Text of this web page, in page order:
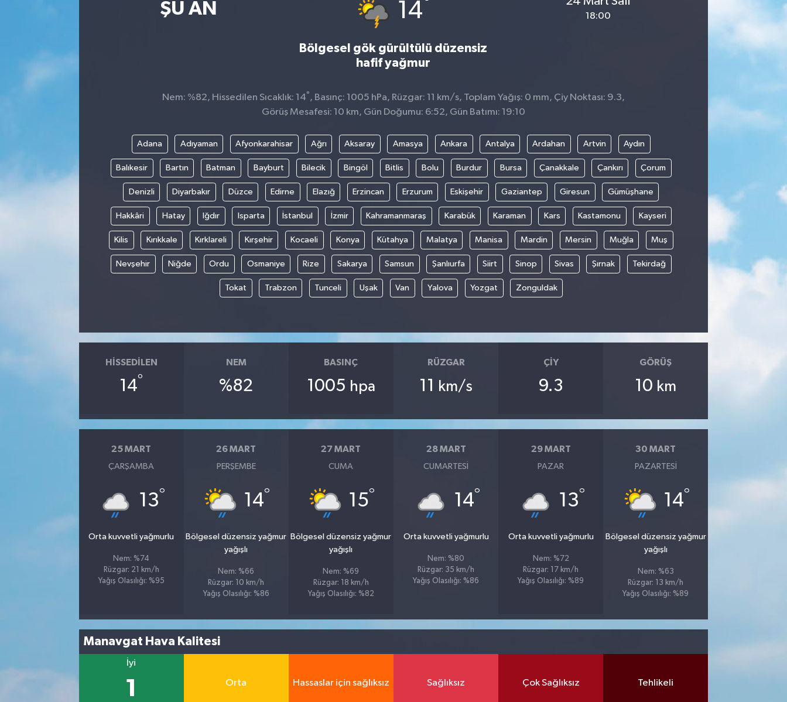
ŞU AN 14
Bölgesel gök gürültülü düzensiz
hafif yağmur
18:00
Nem: %82, Hissedilen Sıcaklık: 14° , Basınç: 1005 hPa, Rüzgar: 11 km/s, Toplam Yağış: 0 mm, Çiy Noktası: 9.3,
Görüş Mesafesi: 10 km, Gün Doğumu: 6:52, Gün Batımı: 19:10
Adana Adıyaman Afyonkarahisar Ağrı Aksaray Amasya Ankara Antalya Ardahan Artvin Aydın
Balıkesir Bartın Batman Bayburt Bilecik Bingöl Bitlis Bolu Burdur Bursa Çanakkale Çankırı Çorum
Denizli Diyarbakır Düzce Edirne Elazığ Erzincan Erzurum Eskişehir Gaziantep Giresun Gümüşhane
Hakkâri Hatay Iğdır Isparta İstanbul İzmir Kahramanmaraş Karabük Karaman Kars Kastamonu Kayseri
Kilis Kırıkkale Kırklareli Kırşehir Kocaeli Konya Kütahya Malatya Manisa Mardin Mersin Muğla Muş
Nevşehir Niğde Ordu Osmaniye Rize Sakarya Samsun Şanlıurfa Siirt Sinop Sivas Şırnak Tekirdağ
Tokat Trabzon Tunceli Uşak Van Yalova Yozgat Zonguldak
HISSEDILEN
14°
NEM
%82
BASINÇ
1005 hpa
RÜZGAR
11 km/s
ÇIY
9.3
GÖRÜŞ
10 km
25 MART
ÇARŞAMBA
13°
Orta kuvvetli yağmurlu
Nem: %74
Rüzgar: 21 km/h
Yağış Olasılığı: %95
26 MART
PERŞEMBE
14°
Bölgesel düzensiz yağmur
yağışlı
Nem: %66
Rüzgar: 10 km/h
Yağış Olasılığı: %86
27 MART
CUMA
15°
Bölgesel düzensiz yağmur
yağışlı
Nem: %69
Rüzgar: 18 km/h
Yağış Olasılığı: %82
28 MART
CUMARTESI
14°
Orta kuvvetli yağmurlu
Nem: %80
Rüzgar: 35 km/h
Yağış Olasılığı: %86
29 MART
PAZAR
13°
Orta kuvvetli yağmurlu
Nem: %72
Rüzgar: 17 km/h
Yağış Olasılığı: %89
30 MART
PAZARTESI
14°
Bölgesel düzensiz yağmur
yağışlı
Nem: %63
Rüzgar: 13 km/h
Yağış Olasılığı: %89
Manavgat Hava Kalitesi
İyi
1 Orta Hassaslar için sağlıksız Sağlıksız Çok Sağlıksız Tehlikeli
Siyaset
Spor